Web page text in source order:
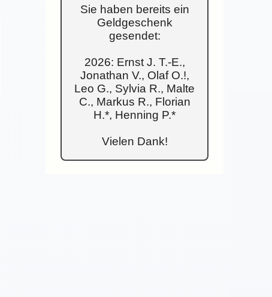
Sie haben bereits ein
Geldgeschenk
gesendet:
2026: Ernst J. T.-E.,
Jonathan V., Olaf O.!,
Leo G., Sylvia R., Malte
C., Markus R., Florian
H.*, Henning P.*
Vielen Dank!